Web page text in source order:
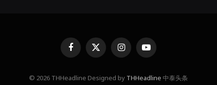
FacebookX
(Twitter)
InstagramYouTube
© 2026 THHeadline Designed by THHeadline 中泰头条